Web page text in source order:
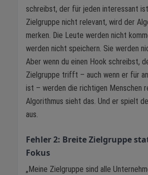
schreibst, der für jeden interessant
Zielgruppe nicht relevant, wird der
merken. Die Leute werden nicht
werden nicht speichern. Sie werden
Aber wenn du einen Hook schreibst,
Zielgruppe trifft – auch wenn er für
ist – werden die richtigen Menschen
Algorithmus sieht das. Und er spielt
aus.
Fehler 2: Breite Zielgruppe
Fokus
„Meine Zielgruppe sind alle